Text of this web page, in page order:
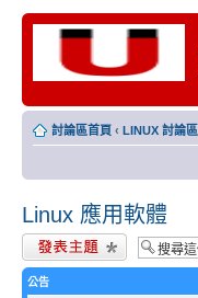
討論區首頁 ‹ LINUX 討論區
Linux 應用軟體
發表新主題
公告